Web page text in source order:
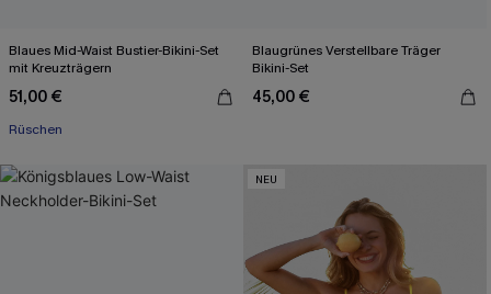
Blaues Mid-Waist Bustier-Bikini-Set
mit Kreuzträgern
51,00 €
Rüschen
Blaugrünes Verstellbare Träger
Bikini-Set
45,00 €
NEU